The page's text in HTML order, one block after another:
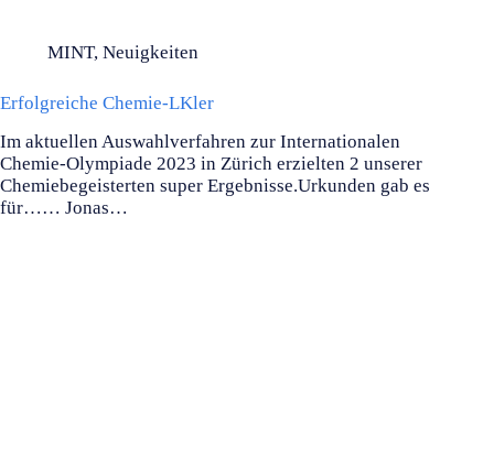
MINT, Neuigkeiten
Erfolgreiche Chemie-LKler
Im aktuellen Auswahlverfahren zur Internationalen
Chemie-Olympiade 2023 in Zürich erzielten 2 unserer
Chemiebegeisterten super Ergebnisse.Urkunden gab es
für…… Jonas…